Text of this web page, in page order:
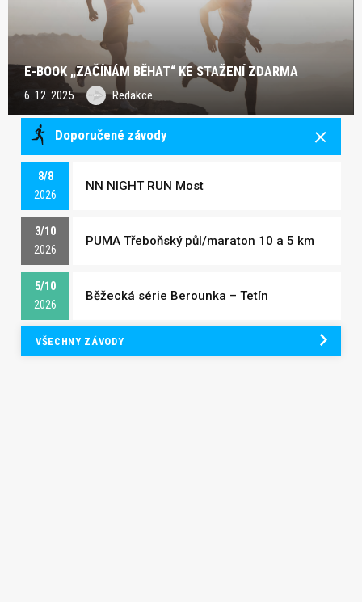
E-BOOK „ZAČÍNÁM BĚHAT“ KE STAŽENÍ ZDARMA
6. 12. 2025 Redakce
Doporučené závody
8/8
2026
NN NIGHT RUN Most
3/10
2026
PUMA Třeboňský půl/maraton 10 a 5 km
5/10
2026
Běžecká série Berounka – Tetín
VŠECHNY ZÁVODY